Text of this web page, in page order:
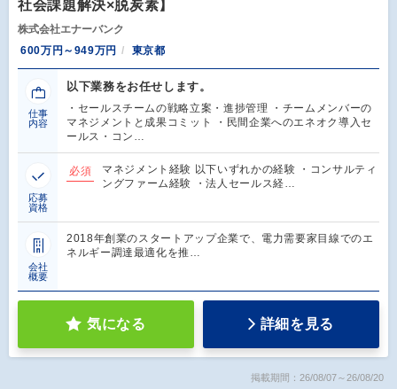
社会課題解決×脱炭素】
株式会社エナーバンク
600万円～949万円
東京都
仕事
内容
以下業務をお任せします。
・セールスチームの戦略立案・進捗管理 ・チームメンバーの
マネジメントと成果コミット ・民間企業へのエネオク導入セ
ールス・コン…
応募
資格
必須
マネジメント経験 以下いずれかの経験 ・コンサルティ
ングファーム経験 ・法人セールス経…
会社
概要
2018年創業のスタートアップ企業で、電力需要家目線でのエ
ネルギー調達最適化を推…
気になる 詳細を見る
掲載期間：26/08/07～26/08/20